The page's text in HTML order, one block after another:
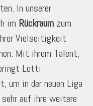
In unserer
im Rückraum zum
Vielseitigkeit
Mit ihrem Talent,
Lotti
um in der neuen Liga
auf ihre weitere